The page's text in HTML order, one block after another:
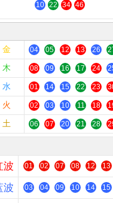
10 22 34 46
金
04 05 12 13 26
木 08 09 16 17 24
水 01 14 15 22 23
火 02 03 10 11 18
土 06 07 20 21 28
波 01 02 07 08 12 13
波 03 04 09 10 14 15